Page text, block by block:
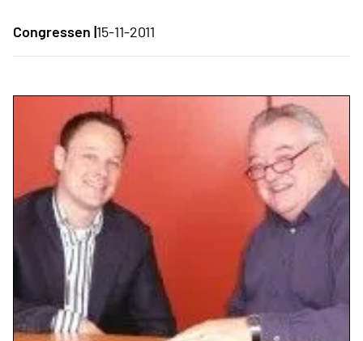
Congressen |15-11-2011